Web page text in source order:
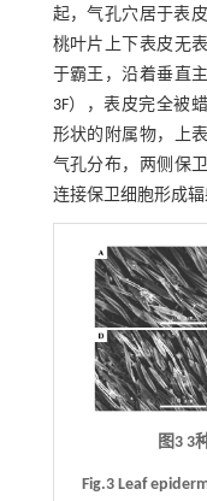
起，气孔穴居于表
桃叶片上下表皮无
于霸王，沿着垂直
3F），表皮完全被
形状的附属物，上
气孔分布，两侧保
连接保卫细胞形成
图3 3
Fig.3 Leaf